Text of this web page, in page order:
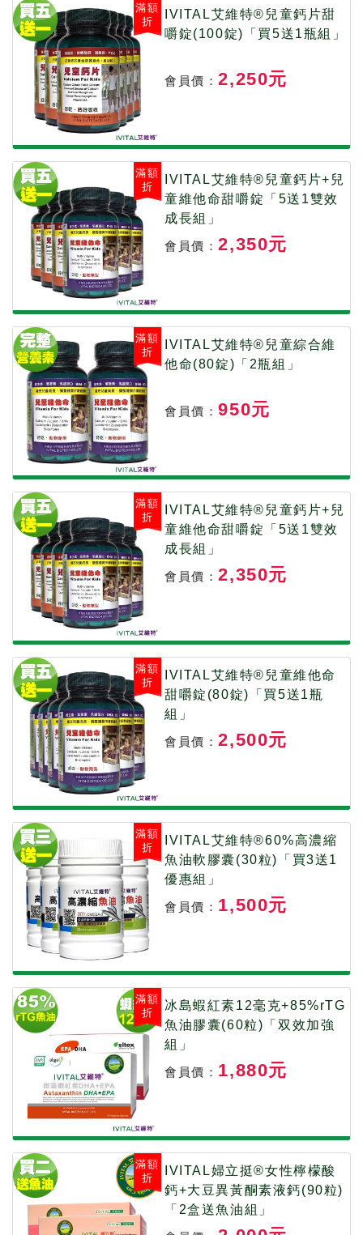
滿額
折
IVITAL艾維特®兒童鈣片甜
嚼錠(100錠)「買5送1瓶組」
會員價：2,250元
滿額
折
IVITAL艾維特®兒童鈣片+兒
童維他命甜嚼錠「5送1雙效
成長組」
會員價：2,350元
滿額
折
IVITAL艾維特®兒童綜合維
他命(80錠)「2瓶組」
會員價：950元
滿額
折
IVITAL艾維特®兒童鈣片+兒
童維他命甜嚼錠「5送1雙效
成長組」
會員價：2,350元
滿額
折
IVITAL艾維特®兒童維他命
甜嚼錠(80錠)「買5送1瓶
組」
會員價：2,500元
滿額
折
IVITAL艾維特®60%高濃縮
魚油軟膠囊(30粒)「買3送1
優惠組」
會員價： 1,500元
滿額
折
冰島蝦紅素12毫克+85%rTG
魚油膠囊(60粒)「双效加強
組」
會員價： 1,880元
滿額
折
IVITAL婦立挺®女性檸檬酸
鈣+大豆異黃酮素液鈣(90粒)
「2盒送魚油組」